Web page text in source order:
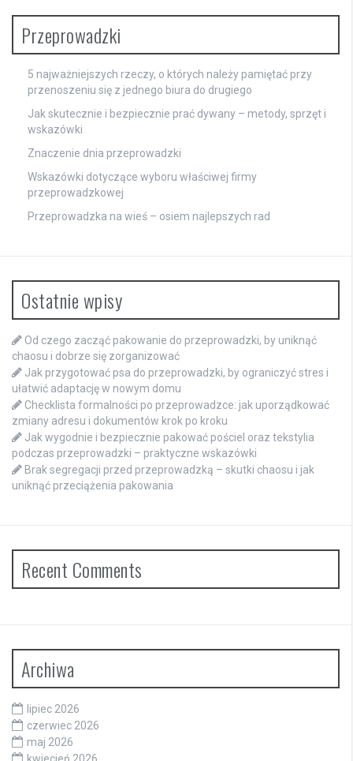
Przeprowadzki
5 najważniejszych rzeczy, o których należy pamiętać przy
przenoszeniu się z jednego biura do drugiego
Jak skutecznie i bezpiecznie prać dywany – metody, sprzęt i
wskazówki
Znaczenie dnia przeprowadzki
Wskazówki dotyczące wyboru właściwej firmy
przeprowadzkowej
Przeprowadzka na wieś – osiem najlepszych rad
Ostatnie wpisy
Od czego zacząć pakowanie do przeprowadzki, by uniknąć
chaosu i dobrze się zorganizować
Jak przygotować psa do przeprowadzki, by ograniczyć stres i
ułatwić adaptację w nowym domu
Checklista formalności po przeprowadzce: jak uporządkować
zmiany adresu i dokumentów krok po kroku
Jak wygodnie i bezpiecznie pakować pościel oraz tekstylia
podczas przeprowadzki – praktyczne wskazówki
Brak segregacji przed przeprowadzką – skutki chaosu i jak
uniknąć przeciążenia pakowania
Recent Comments
Archiwa
lipiec 2026
czerwiec 2026
maj 2026